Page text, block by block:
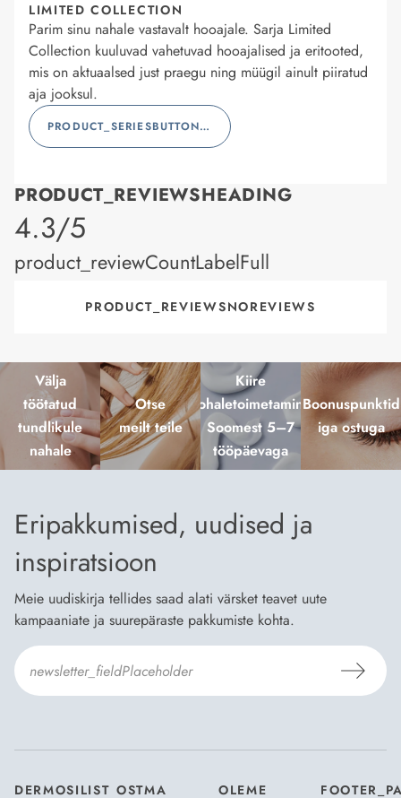
LIMITED COLLECTION
Parim sinu nahale vastavalt hooajale. Sarja Limited
Collection kuuluvad vahetuvad hooajalised ja eritooted,
mis on aktuaalsed just praegu ning müügil ainult piiratud
aja jooksul.
PRODUCT_SERIESBUTTONLABEL
PRODUCT_REVIEWSHEADING
product_rating
4.3/5
product_reviewCountLabelFull
PRODUCT_REVIEWSNOREVIEWS
Välja
töötatud
tundlikule
nahale
Otse
meilt teile
Kiire
kohaletoimetamine
Soomest 5–7
tööpäevaga
Boonuspunktid
iga ostuga
Eripakkumised, uudised ja
inspiratsioon
Meie uudiskirja tellides saad alati värsket teavet uute
kampaaniate ja suurepäraste pakkumiste kohta.
DERMOSILIST OSTMA OLEME